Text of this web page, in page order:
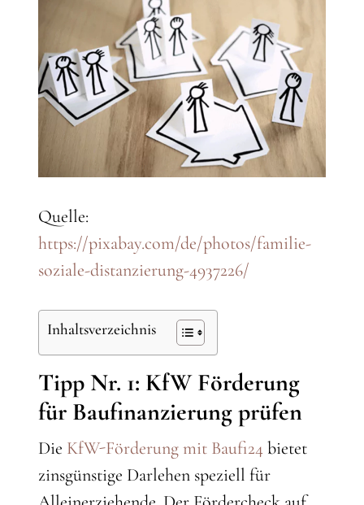
Quelle:
https://pixabay.com/de/photos/familie-
soziale-distanzierung-4937226/
Inhaltsverzeichnis
Tipp Nr. 1: KfW Förderung
für Baufinanzierung prüfen
Die KfW-Förderung mit Baufi24bietet
zinsgünstige Darlehen speziell für